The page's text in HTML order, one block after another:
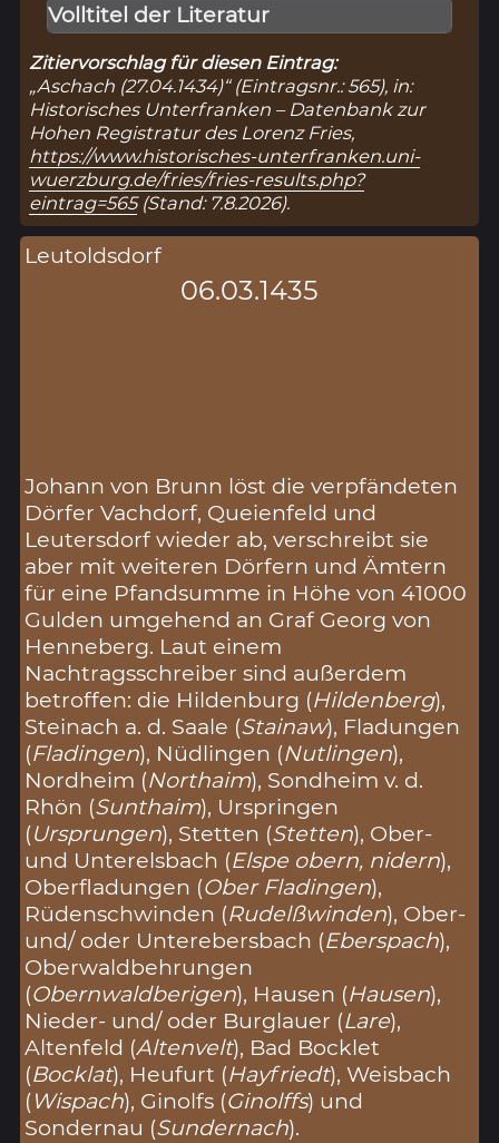
Volltitel der Literatur
Zitiervorschlag für diesen Eintrag:
„Aschach (27.04.1434)“ (Eintragsnr.: 565), in:
Historisches Unterfranken – Datenbank zur
Hohen Registratur des Lorenz Fries,
https://www.historisches-unterfranken.uni-
wuerzburg.de/fries/fries-results.php?
eintrag=565(Stand: 7.8.2026).
Leutoldsdorf
06.03.1435
Johann von Brunn löst die verpfändeten
Dörfer Vachdorf, Queienfeld und
Leutersdorf wieder ab, verschreibt sie
aber mit weiteren Dörfern und Ämtern
für eine Pfandsumme in Höhe von 41000
Gulden umgehend an Graf Georg von
Henneberg. Laut einem
Nachtragsschreiber sind außerdem
betroffen: die Hildenburg (Hildenberg),
Steinach a. d. Saale (Stainaw), Fladungen
(Fladingen), Nüdlingen (Nutlingen),
Nordheim (Northaim), Sondheim v. d.
Rhön (Sunthaim), Urspringen
(Ursprungen), Stetten (Stetten), Ober-
und Unterelsbach (Elspe obern, nidern),
Oberfladungen (Ober Fladingen),
Rüdenschwinden (Rudelßwinden), Ober-
und/ oder Unterebersbach (Eberspach),
Oberwaldbehrungen
(Obernwaldberigen), Hausen (Hausen),
Nieder- und/ oder Burglauer (Lare),
Altenfeld (Altenvelt), Bad Bocklet
(Bocklat), Heufurt (Hayfriedt), Weisbach
(Wispach), Ginolfs (Ginolffs) und
Sondernau (Sundernach).